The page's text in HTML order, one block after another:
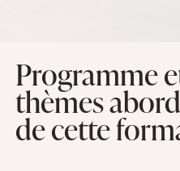
Programme
thèmes
de cette